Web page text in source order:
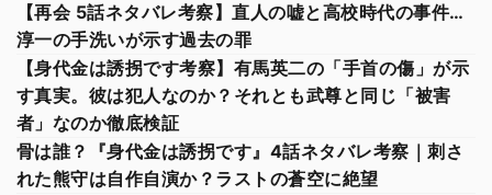
【再会 5話ネタバレ考察】直人の嘘と高校時代の事件…
淳一の手洗いが示す過去の罪
【身代金は誘拐です考察】有馬英二の「手首の傷」が示
す真実。彼は犯人なのか？それとも武尊と同じ「被害
者」なのか徹底検証
骨は誰？『身代金は誘拐です』4話ネタバレ考察｜刺さ
れた熊守は自作自演か？ラストの蒼空に絶望